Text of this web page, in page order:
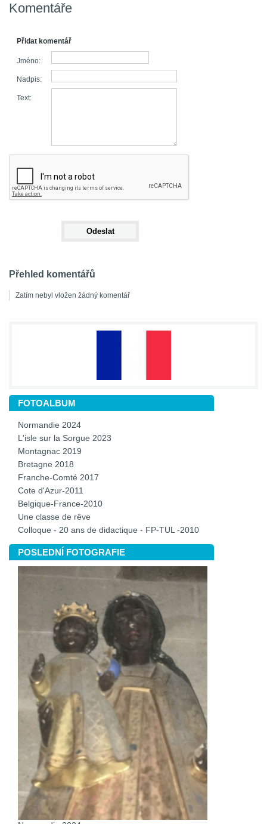
Komentáře
Přidat komentář
Jméno:
Nadpis:
Text:
Přehled komentářů
Zatím nebyl vložen žádný komentář
FOTOALBUM
Normandie 2024
L'isle sur la Sorgue 2023
Montagnac 2019
Bretagne 2018
Franche-Comté 2017
Cote d'Azur-2011
Belgique-France-2010
Une classe de rêve
Colloque - 20 ans de didactique - FP-TUL -2010
POSLEDNÍ FOTOGRAFIE